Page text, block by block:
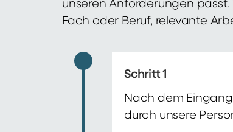
unseren Anforderungen
Fach oder Beruf, relevante
Schritt 1
Nach dem
durch unsere